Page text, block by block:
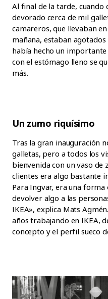
Al final de la tarde, cuando
devorado cerca de mil
camareros, que llevaban
mañana, estaban
había hecho un
con el estómago lleno se
más.
Un zumo riquísimo
Tras la gran inauguración
galletas, pero a todos los
bienvenida con un vaso de
clientes era algo bastante
Para Ingvar, era una
devolver algo a las
IKEA», explica Mats
años trabajando en IKEA,
concepto y el perfil sueco